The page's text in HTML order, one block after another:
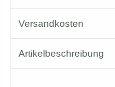
Versandkosten
Artikelbeschreibung